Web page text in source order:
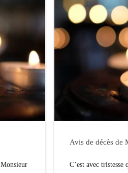
Monsieur
Avis de décès de
C’est avec tristesse